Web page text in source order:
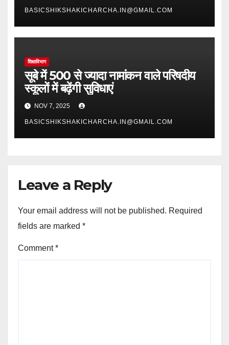
BASICSHIKSHAKICHARCHA.IN@GMAIL.COM
शिक्षाविभाग
सूबे में 500 से ज्यादा नामांकन वाले परिषदीय
स्कूलों में बढ़ेंगी सुविधाएं
NOV 7, 2025
BASICSHIKSHAKICHARCHA.IN@GMAIL.COM
Leave a Reply
Your email address will not be published. Required
fields are marked *
Comment*